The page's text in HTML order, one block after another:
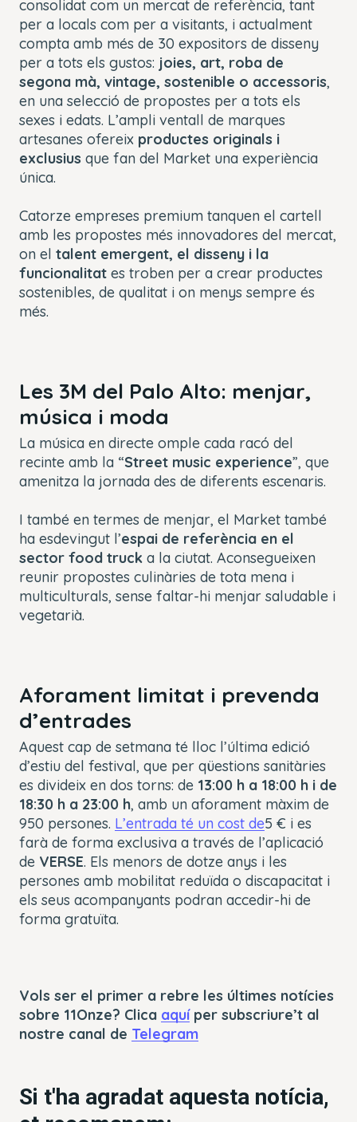
consolidat com un mercat de referència, tant
per a locals com per a visitants, i actualment
compta amb més de 30 expositors de disseny
per a tots els gustos: joies, art, roba de
segona mà, vintage, sostenible o accessoris,
en una selecció de propostes per a tots els
sexes i edats. L’ampli ventall de marques
artesanes ofereix productes originals i
exclusius que fan del Market una experiència
única.
Catorze empreses premium tanquen el cartell
amb les propostes més innovadores del mercat,
on el talent emergent, el disseny i la
funcionalitat es troben per a crear productes
sostenibles, de qualitat i on menys sempre és
més.
Les 3M del Palo Alto: menjar,
música i moda
La música en directe omple cada racó del
recinte amb la “Street music experience”, que
amenitza la jornada des de diferents escenaris.
I també en termes de menjar, el Market també
ha esdevingut l’espai de referència en el
sector food truck a la ciutat. Aconsegueixen
reunir propostes culinàries de tota mena i
multiculturals, sense faltar-hi menjar saludable i
vegetarià.
Aforament limitat i prevenda
d’entrades
Aquest cap de setmana té lloc l’última edició
d’estiu del festival, que per qüestions sanitàries
es divideix en dos torns: de 13:00 h a 18:00 h i de
18:30 h a 23:00 h, amb un aforament màxim de
950 persones. L’entrada té un cost de5 € i es
farà de forma exclusiva a través de l’aplicació
de VERSE. Els menors de dotze anys i les
persones amb mobilitat reduïda o discapacitat i
els seus acompanyants podran accedir-hi de
forma gratuïta.
Vols ser el primer a rebre les últimes notícies
sobre 11Onze? Clica aquíper subscriure’t al
nostre canal de Telegram
Si t'ha agradat aquesta notícia,